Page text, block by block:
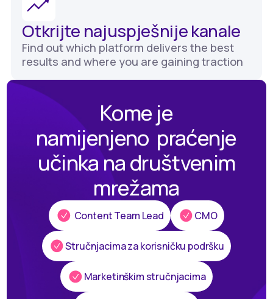
Otkrijte najuspješnije kanale
Find out which platform delivers the best
results and where you are gaining traction
Kome je
namijenjeno praćenje
učinka na društvenim
mrežama
Marketinškim stručnjacima
Content Team Lead CMO
Stručnjacima za korisničku podršku